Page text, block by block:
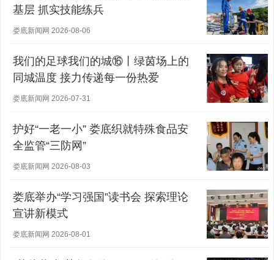
基层 抓实技能练兵
娄底新闻网 2026-08-06
我们的足球我们的城⑯丨绿茵场上的
同城温度 接力传递每一份热爱
娄底新闻网 2026-07-31
护好“一老一小” 娄底织就特殊食品安
全监管“三防网”
娄底新闻网 2026-08-03
娄底举办“学习强国”读书会 探索理论
宣讲新模式
娄底新闻网 2026-08-01